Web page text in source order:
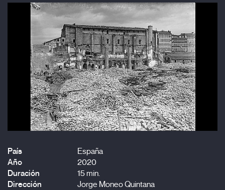
País
España
Año
2020
Duración
15 min.
Dirección
Jorge Moneo Quintana